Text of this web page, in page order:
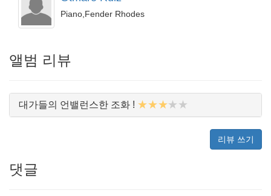
Piano,Fender Rhodes
앨범 리뷰
대가들의 언밸런스한 조화 ! ★★★★★
리뷰 쓰기
댓글